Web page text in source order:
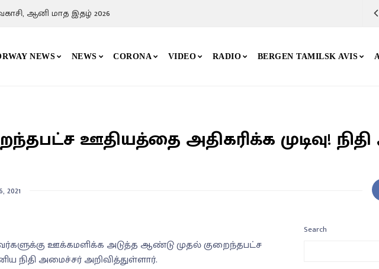
ஆனி மாத இதழ் 2026
NEWS NEWS CORONA VIDEO RADIO BERGEN TAMILSK AVIS
ஊதியத்தை அதிகரிக்க முடிவு!
2021
ஊக்கமளிக்க அடுத்த ஆண்டு முதல் குறைந்தபட்ச
நிதி அமைச்சர் அறிவித்துள்ளார்.
Search